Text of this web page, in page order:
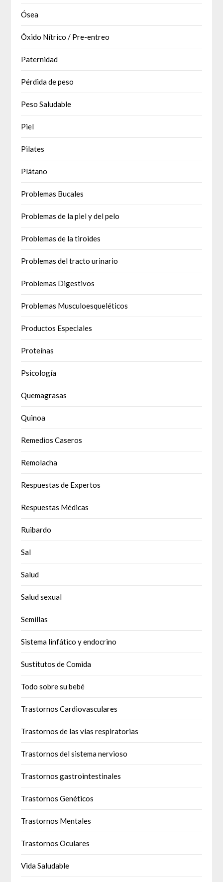
Ósea
Óxido Nítrico / Pre-entreo
Paternidad
Pérdida de peso
Peso Saludable
Piel
Pilates
Plátano
Problemas Bucales
Problemas de la piel y del pelo
Problemas de la tiroides
Problemas del tracto urinario
Problemas Digestivos
Problemas Musculoesqueléticos
Productos Especiales
Proteínas
Psicología
Quemagrasas
Quinoa
Remedios Caseros
Remolacha
Respuestas de Expertos
Respuestas Médicas
Ruibardo
Sal
Salud
Salud sexual
Semillas
Sistema linfático y endocrino
Sustitutos de Comida
Todo sobre su bebé
Trastornos Cardiovasculares
Trastornos de las vías respiratorias
Trastornos del sistema nervioso
Trastornos gastrointestinales
Trastornos Genéticos
Trastornos Mentales
Trastornos Oculares
Vida Saludable